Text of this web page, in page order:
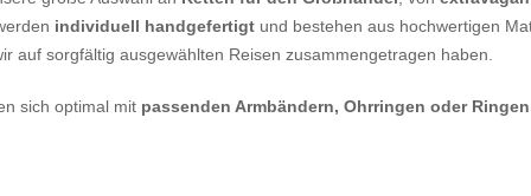
individuell handgefertigt und bestehen aus hochwertigen
auf sorgfältig ausgewählten Reisen zusammengetragen haben.
sich optimal mit passenden Armbändern, Ohrringen oder